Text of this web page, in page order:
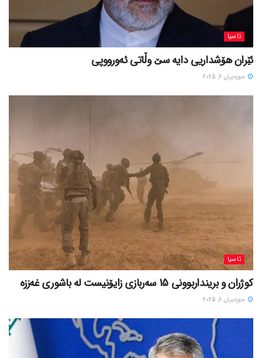
ئاسیا
ئێران هۆشداریی دایە سێ وڵاتی ئەورووپی
حوزه‌یران 6, 2025
ئاسیا
کوژران و برینداربوونی 15 سەربازی زایۆنیست لە باشوری غەززە
حوزه‌یران 6, 2025